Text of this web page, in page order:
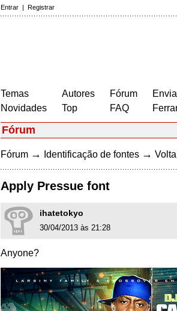
Entrar | Registrar
Temas
Novidades
Autores
Top
Fórum
FAQ
Fórum
Fórum → Identificação de fontes →
Apply Pressue font
ihatetokyo
30/04/2013 às 21:28
Anyone?